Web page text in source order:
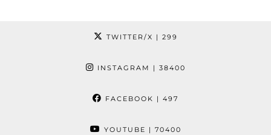
TWITTER/X | 299
INSTAGRAM | 38400
FACEBOOK | 497
YOUTUBE | 70400